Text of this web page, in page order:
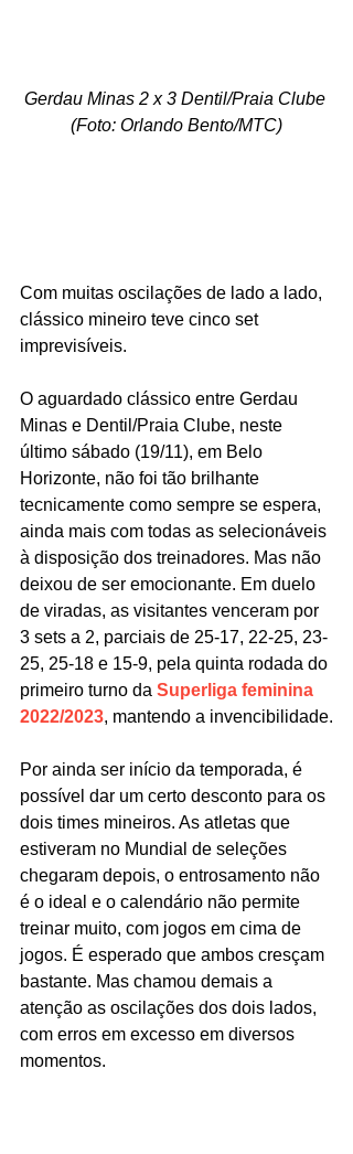
Gerdau Minas 2 x 3 Dentil/Praia Clube
(Foto: Orlando Bento/MTC)
Com muitas oscilações de lado a lado,
clássico mineiro teve cinco set
imprevisíveis.
O aguardado clássico entre Gerdau
Minas e Dentil/Praia Clube, neste
último sábado (19/11), em Belo
Horizonte, não foi tão brilhante
tecnicamente como sempre se espera,
ainda mais com todas as selecionáveis
à disposição dos treinadores. Mas não
deixou de ser emocionante. Em duelo
de viradas, as visitantes venceram por
3 sets a 2, parciais de 25-17, 22-25, 23-
25, 25-18 e 15-9, pela quinta rodada do
primeiro turno da Superliga feminina
2022/2023, mantendo a invencibilidade.
Por ainda ser início da temporada, é
possível dar um certo desconto para os
dois times mineiros. As atletas que
estiveram no Mundial de seleções
chegaram depois, o entrosamento não
é o ideal e o calendário não permite
treinar muito, com jogos em cima de
jogos. É esperado que ambos cresçam
bastante. Mas chamou demais a
atenção as oscilações dos dois lados,
com erros em excesso em diversos
momentos.